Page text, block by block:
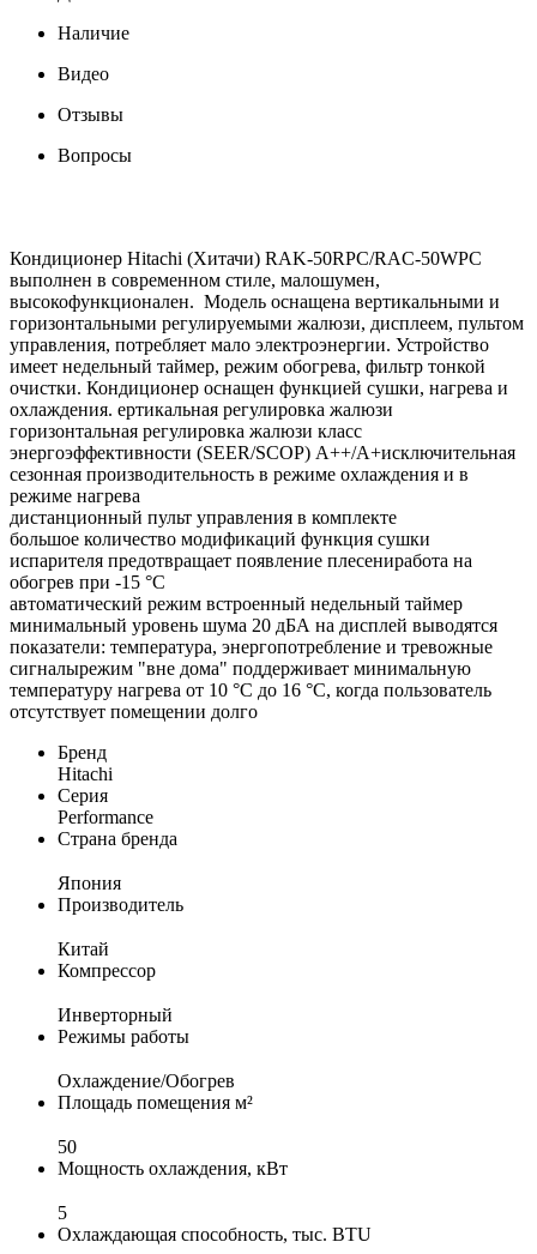
Наличие
Видео
Отзывы
Вопросы
Кондиционер Hitachi (Хитачи) RAK-50RPC/RAC-50WPC
выполнен в современном стиле, малошумен,
высокофункционален. Модель оснащена вертикальными и
горизонтальными регулируемыми жалюзи, дисплеем, пультом
управления, потребляет мало электроэнергии. Устройство
имеет недельный таймер, режим обогрева, фильтр тонкой
очистки. Кондиционер оснащен функцией сушки, нагрева и
охлаждения. ертикальная регулировка жалюзи
горизонтальная регулировка жалюзи класс
энергоэффективности (SEER/SCOP) A++/A+исключительная
сезонная производительность в режиме охлаждения и в
режиме нагрева
дистанционный пульт управления в комплекте
большое количество модификаций функция сушки
испарителя предотвращает появление плесениработа на
обогрев при -15 °С
автоматический режим встроенный недельный таймер
минимальный уровень шума 20 дБА на дисплей выводятся
показатели: температура, энергопотребление и тревожные
сигналырежим "вне дома" поддерживает минимальную
температуру нагрева от 10 °C до 16 °C, когда пользователь
отсутствует помещении долго
Бренд
Hitachi
Серия
Performance
Страна бренда
Япония
Производитель
Китай
Компрессор
Инверторный
Режимы работы
Охлаждение/Обогрев
Площадь помещения м²
50
Мощность охлаждения, кВт
5
Охлаждающая способность, тыс. BTU